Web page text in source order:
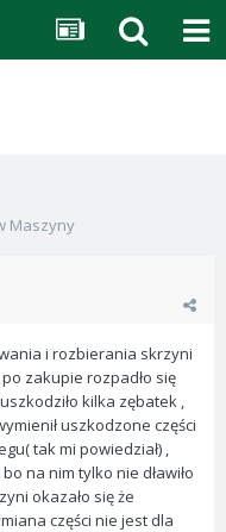
Maszyny
i rozbierania skrzyni
zakupie rozpadło się
kilka zębatek ,
uszkodzone części
tak mi powiedział) ,
na nim tylko nie dławiło
okazało się że
części nie jest dla